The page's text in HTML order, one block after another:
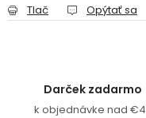
Tlač Opýtať sa
Darček zadarmo
k objednávke nad